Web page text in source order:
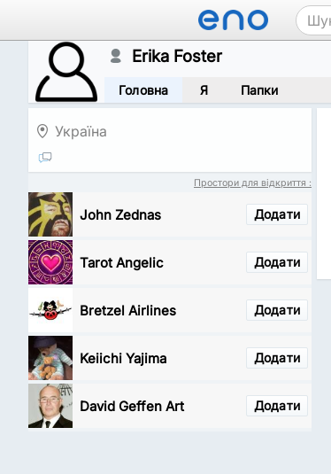
Erika Foster
Головна Я Папки
Україна
Простори для відкриття :
Додати
John Zednas
Додати
Tarot Angelic
Додати
Bretzel Airlines
Додати
Keiichi Yajima
Додати
David Geffen Art